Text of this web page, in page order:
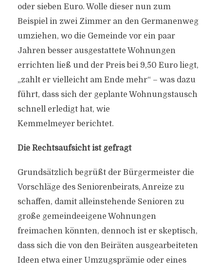
oder sieben Euro. Wolle dieser nun zum
Beispiel in zwei Zimmer an den Germanenweg
umziehen, wo die Gemeinde vor ein paar
Jahren besser ausgestattete Wohnungen
errichten ließ und der Preis bei 9,50 Euro liegt,
„zahlt er vielleicht am Ende mehr“ – was dazu
führt, dass sich der geplante Wohnungstausch
schnell erledigt hat, wie
Kemmelmeyer berichtet.
Die Rechtsaufsicht ist gefragt
Grundsätzlich begrüßt der Bürgermeister die
Vorschläge des Seniorenbeirats, Anreize zu
schaffen, damit alleinstehende Senioren zu
große gemeindeeigene Wohnungen
freimachen könnten, dennoch ist er skeptisch,
dass sich die von den Beiräten ausgearbeiteten
Ideen etwa einer Umzugsprämie oder eines